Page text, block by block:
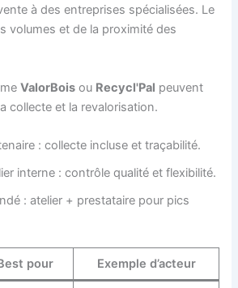
à des entreprises spécialisées. Le
volumes et de la proximité des
ValorBois ou Recycl'Pal peuvent
collecte et la revalorisation.
: collecte incluse et traçabilité.
interne : contrôle qualité et flexibilité.
: atelier + prestataire pour pics
pour Exemple d’acteur